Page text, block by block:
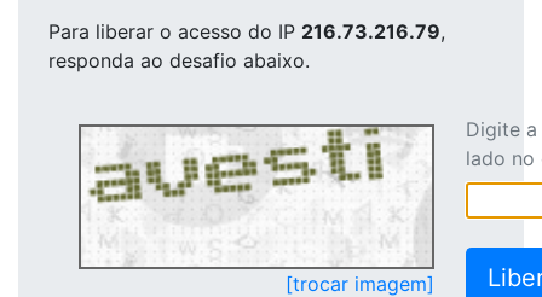
Para liberar o acesso do IP 216.73.216.79,
responda ao desafio abaixo.
[trocar imagem]
Digite
lado no